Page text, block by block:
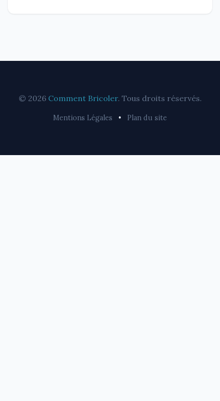
© 2026 Comment Bricoler. Tous droits réservés.
Mentions Légales • Plan du site